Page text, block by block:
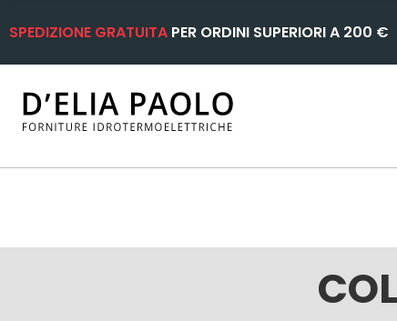
SPEDIZIONE GRATUITA PER ORDINI SUPERIORI A 200 €